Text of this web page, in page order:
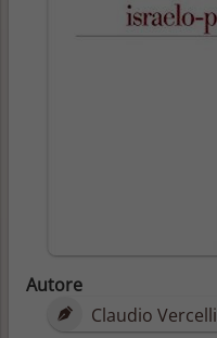
Autore
Claudio Vercelli